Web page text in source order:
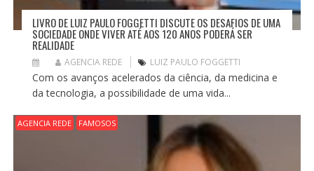
LIVRO DE LUIZ PAULO FOGGETTI DISCUTE OS DESAFIOS DE UMA
SOCIEDADE ONDE VIVER ATÉ AOS 120 ANOS PODERÁ SER
REALIDADE
AGENCIA REDE LUIZ PAULO FOGGETTI
Com os avanços acelerados da ciência, da medicina e
da tecnologia, a possibilidade de uma vida...
AGENCIA REDE FAMOSOS